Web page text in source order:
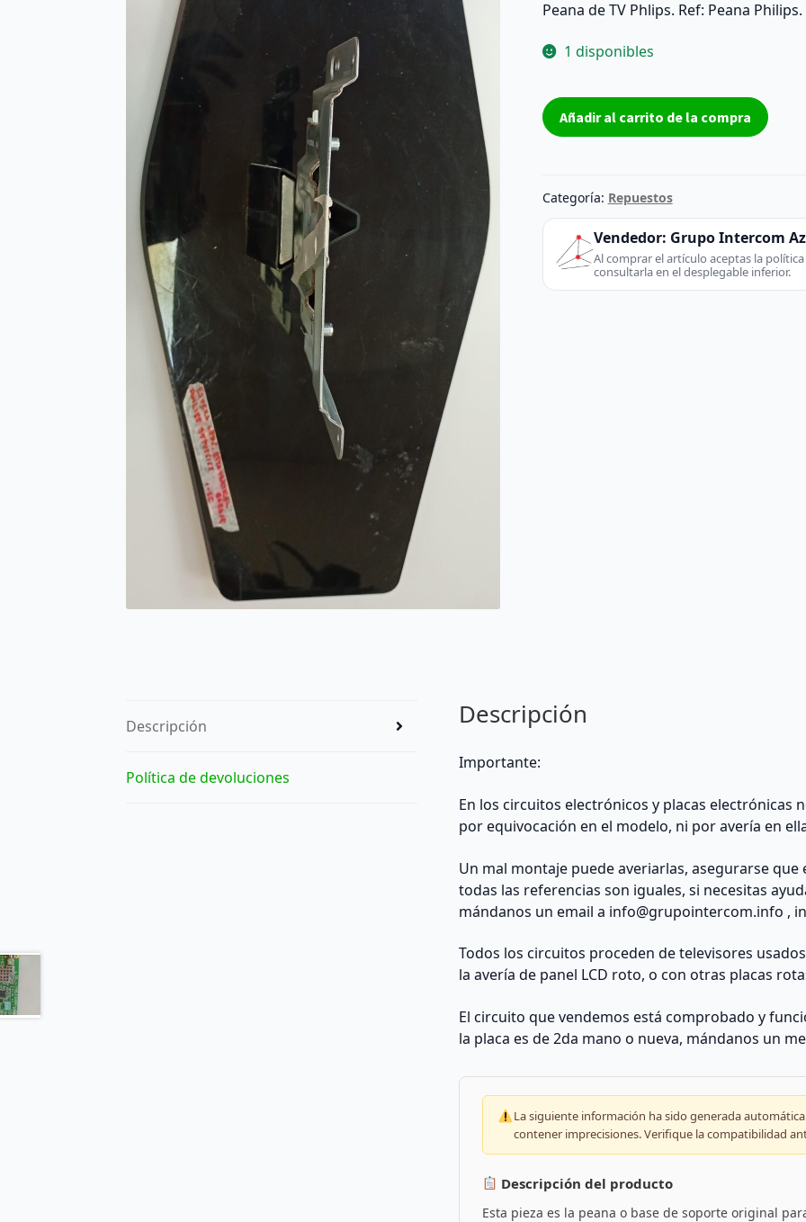
Peana de TV Phlips. Ref: Peana Philips.
1 disponibles
Peana
de
pulgadas
Peana
Philips
Phlips
Añadir al carrito de la compra
Categoría: Repuestos
Vendedor: Grupo Intercom
Al comprar el artículo aceptas la
consultarla en el desplegable inferior.
Descripción
Política de devoluciones
Descripción
Importante:
En los circuitos electrónicos y placas electrónicas
por equivocación en el modelo, ni por avería en
Un mal montaje puede averiarlas, asegurarse
todas las referencias son iguales, si necesitas
mándanos un email a info@grupointercom.info ,
Todos los circuitos proceden de televisores
la avería de panel LCD roto, o con otras placas
El circuito que vendemos está comprobado y
la placa es de 2da mano o nueva, mándanos un
La siguiente información ha sido generada
contener imprecisiones. Verifique la compatibilidad
Descripción del producto
Esta pieza es la peana o base de soporte original